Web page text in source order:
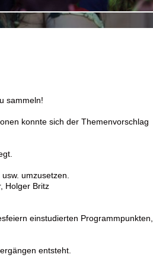
sammeln!
konnte sich der Themenvorschlag
umzusetzen.
Holger Britz
einstudierten Programmpunkten,
entsteht.